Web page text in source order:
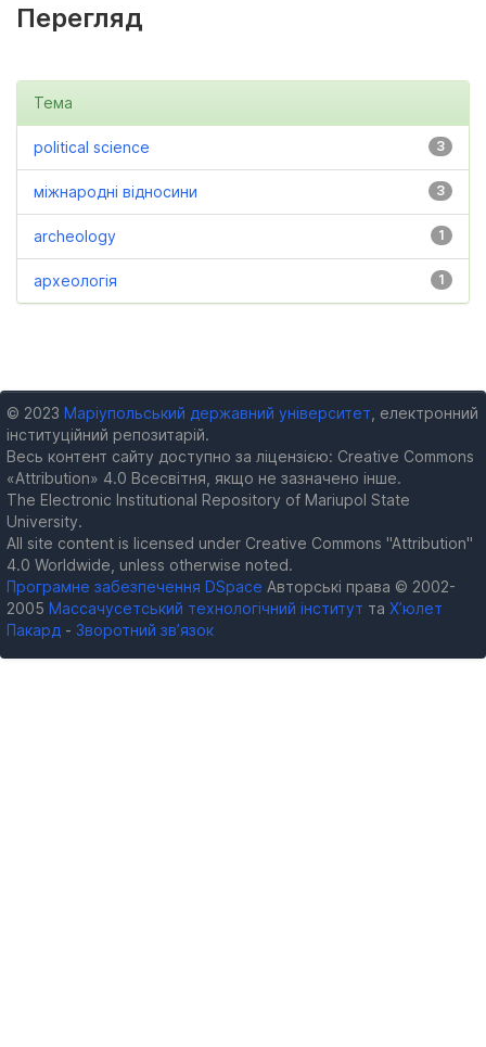
Перегляд
Тема
3
political science
3
міжнародні відносини
1
archeology
1
археологія
© 2023 Маріупольський державний університет , електронний
інституційний репозитарій.
Весь контент сайту доступно за ліцензією: Creative Commons
«Attribution» 4.0 Всесвітня, якщо не зазначено інше.
The Electronic Institutional Repository of Mariupol State
University.
All site content is licensed under Creative Commons "Attribution"
4.0 Worldwide, unless otherwise noted.
Програмне забезпечення DSpace Авторські права © 2002-
2005 Массачусетський технологічний інститут та Х’юлет
Пакард - Зворотний зв’язок